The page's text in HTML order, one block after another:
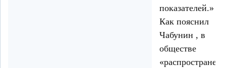
показателей.»
Как пояснил
Чабунин , в
обществе
«распространен